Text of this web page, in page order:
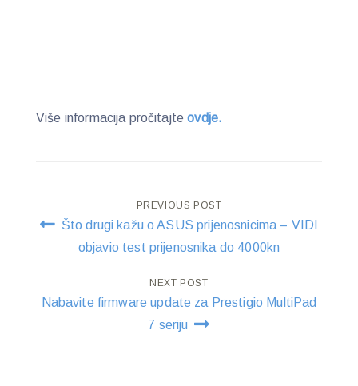
Više informacija pročitajteovdje.
Post
navigation
PREVIOUS POST
Što drugi kažu o ASUS prijenosnicima – VIDI
objavio test prijenosnika do 4000kn
NEXT POST
Nabavite firmware update za Prestigio MultiPad
7 seriju